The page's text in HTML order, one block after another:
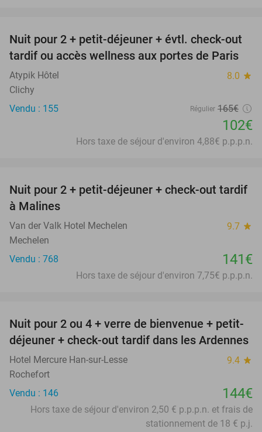
38%
Nuit pour 2 + petit-déjeuner + évtl. check-out
tardif ou accès wellness aux portes de Paris
Atypik Hôtel 8.0 star
Clichy
Vendu : 155
Régulier 165€
102€
Hors taxe de séjour d'environ 4,88€ p.p.p.n.
Nuit pour 2 + petit-déjeuner + check-out tardif
à Malines
Van der Valk Hotel Mechelen 9.7 star
Mechelen
Vendu : 768
141€
Hors taxe de séjour d'environ 7,75€ p.p.p.n.
Nuit pour 2 ou 4 + verre de bienvenue + petit-
déjeuner + check-out tardif dans les Ardennes
Hotel Mercure Han-sur-Lesse 9.4 star
Rochefort
Vendu : 146
144€
Hors taxe de séjour d'environ 2,50 € p.p.p.n. et frais de
stationnement de 18 € p.j.